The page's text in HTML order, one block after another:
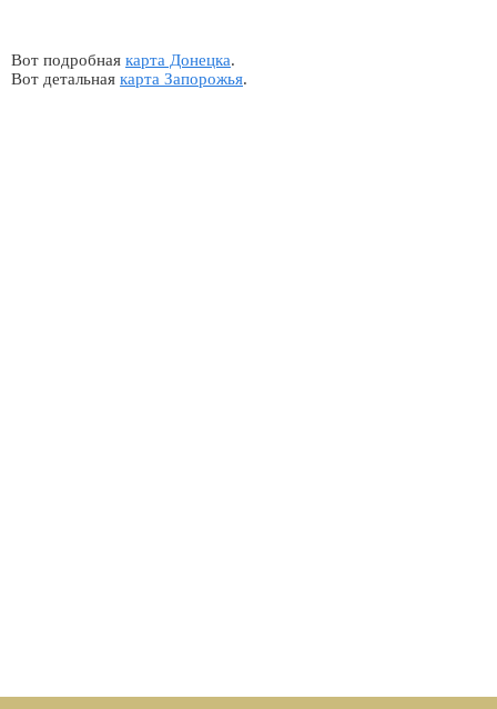
Вот подробная карта Донецка.
Вот детальная карта Запорожья.